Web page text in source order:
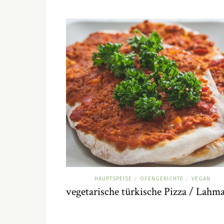
HAUPTSPEISE / OFENGERICHTE / VEGAN
vegetarische türkische Pizza /